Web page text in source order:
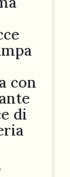
con
di